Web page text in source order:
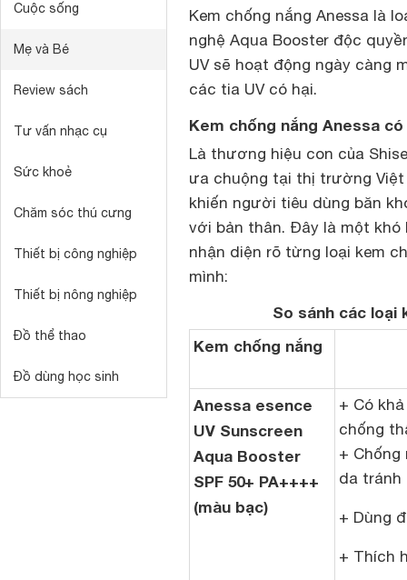
Cuộc sống
Mẹ và Bé
Review sách
Tư vấn nhạc cụ
Sức khoẻ
Chăm sóc thú cưng
Thiết bị công nghiệp
Thiết bị nông nghiệp
Đồ thể thao
Đồ dùng học sinh
Kem chống nắng Anessa là
nghệ Aqua Booster độc
UV sẽ hoạt động ngày càng
các tia UV có hại.
Kem chống nắng Anessa
Là thương hiệu con của
ưa chuộng tại thị trường Việt
khiến người tiêu dùng băn
với bản thân. Đây là một khó
nhận diện rõ từng loại kem
mình:
So sánh các loại
Kem chống nắng
Anessa esence
UV Sunscreen
Aqua Booster
SPF 50+ PA++++
(màu bạc)
+ Có
chống
+ Chống
da tránh
+ Dùng
+ Thích